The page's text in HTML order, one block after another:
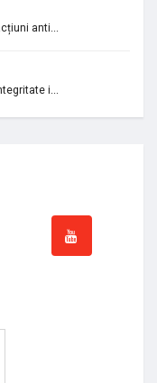
anti...
i...